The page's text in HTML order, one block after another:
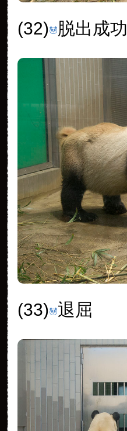
(32) 脱出成功
(33) 退屈